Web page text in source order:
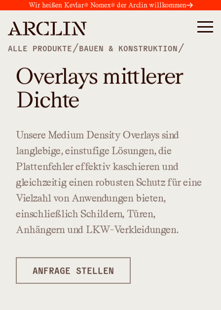
Wir heißen Kevlar® Nomex® der Arclin willkommen
ALLE PRODUKTE /BAUEN & KONSTRUKTION /
Overlays mittlerer
Dichte
Unsere Medium DensityOverlays sind
langlebige, einstufige Lösungen, die
Plattenfehlereffektivkaschieren und
gleichzeitigeinen robusten Schutz füreine
Vielzahl von Anwendungen bieten,
einschließlich Schildern, Türen,
Anhängern und LKW-Verkleidungen.
ANFRAGE STELLEN